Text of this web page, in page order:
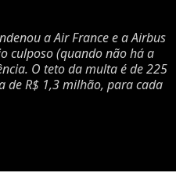
a Air France e a Airbus
culposo (quando não há a
O teto da multa é de 225
de R$ 1,3 milhão, para cada